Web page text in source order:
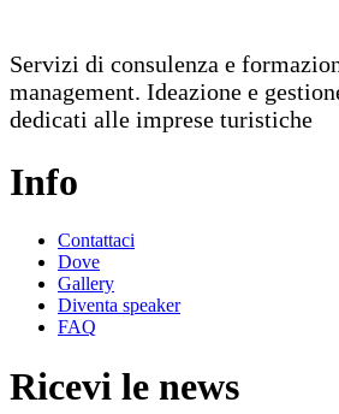
Servizi di consulenza e
management. Ideazione e
dedicati alle imprese turistiche
Info
Contattaci
Dove
Gallery
Diventa speaker
FAQ
Ricevi le news